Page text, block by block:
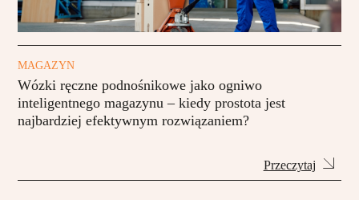
MAGAZYN
Wózki ręczne podnośnikowe jako ogniwo
inteligentnego magazynu – kiedy prostota jest
najbardziej efektywnym rozwiązaniem?
Przeczytaj